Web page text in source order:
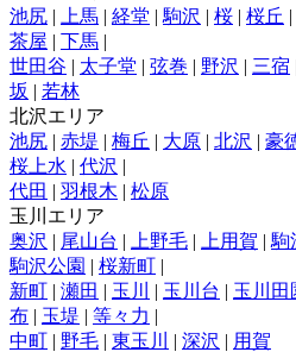
池尻 | 上馬 | 経堂 | 駒沢 | 桜 | 桜丘 |
茶屋 | 下馬 |
世田谷 | 太子堂 | 弦巻 | 野沢 | 三宿
坂 | 若林
北沢エリア
池尻 | 赤堤 | 梅丘 | 大原 | 北沢 | 豪
桜上水 | 代沢 |
代田 | 羽根木 | 松原
玉川エリア
奥沢 | 尾山台 | 上野毛 | 上用賀 | 駒
駒沢公園 | 桜新町 |
新町 | 瀬田 | 玉川 | 玉川台 | 玉川田
布 | 玉堤 | 等々力 |
中町 | 野毛 | 東玉川 | 深沢 | 用賀